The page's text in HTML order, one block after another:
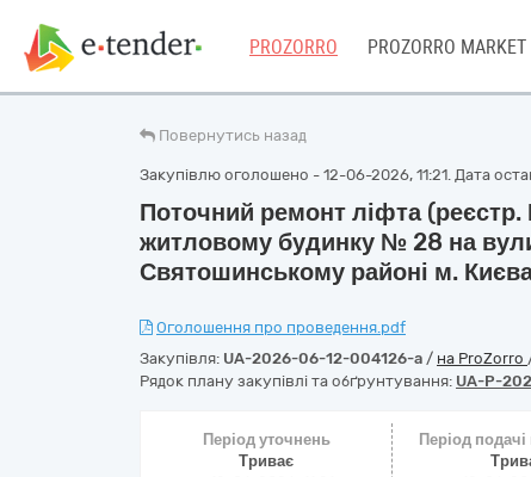
PROZORRO PROZORRO MARKET
Повернутись назад
Закупівлю оголошено - 12-06-2026, 11:21. Дата
Поточний ремонт ліфта (реєстр.
житловому будинку № 28 на
Святошинському районі м.
Оголошення про проведення.pdf
Закупівля: UA-2026-06-12-004126-a / на ProZorro
Рядок плану закупівлі та обґрунтування: UA-P-
Період уточнень
Триває
Період